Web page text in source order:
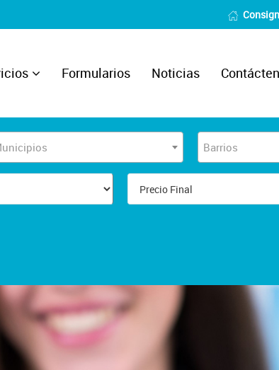
Formularios Noticias
Barrios